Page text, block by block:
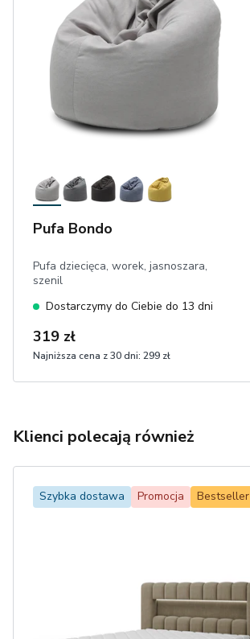
Pufa Bondo
Pufa dziecięca, worek, jasnoszara,
szenil
Dostarczymy do Ciebie do 13 dni
319 zł
Najniższa cena z 30 dni: 299 zł
Klienci polecają również
Szybka dostawa Promocja Bestseller